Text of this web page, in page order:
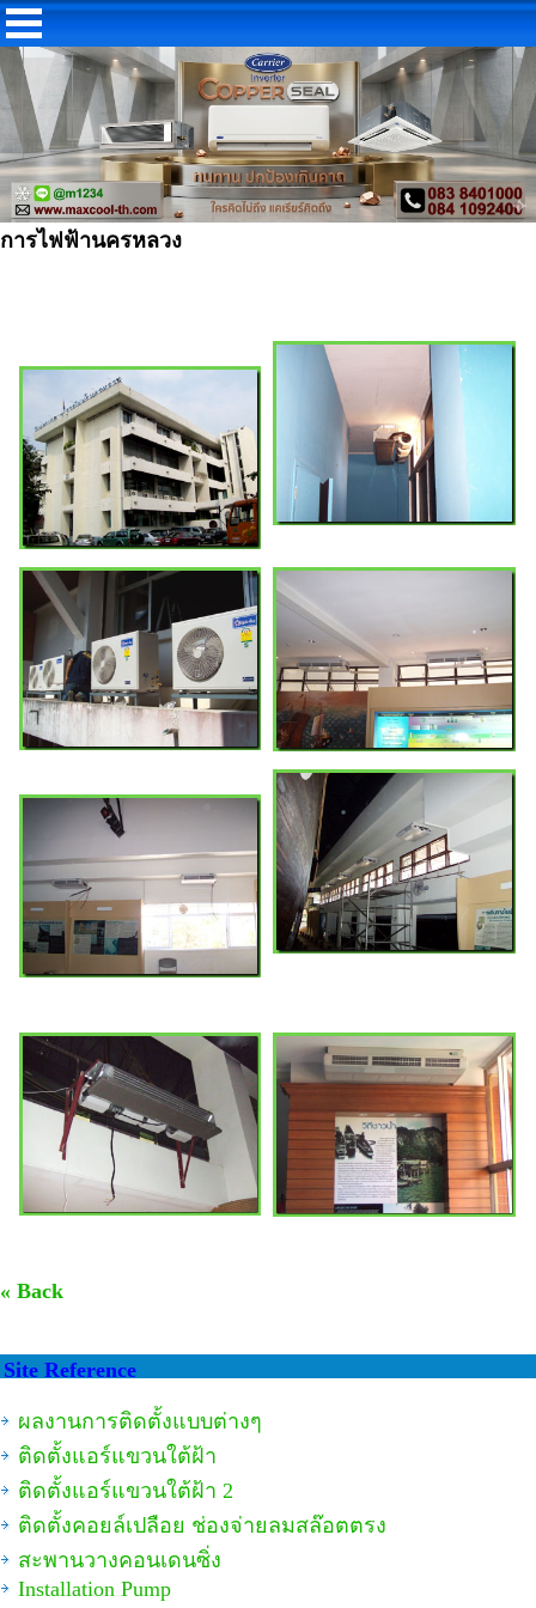
การไฟฟ้านครหลวง
« Back
Site Reference
ผลงานการติดตั้งแบบต่างๆ
ติดตั้งแอร์แขวนใต้ฝ้า
ติดตั้งแอร์แขวนใต้ฝ้า 2
ติดตั้งคอยล์เปลือย ช่องจ่ายลมสล๊อตตรง
สะพานวางคอนเดนซิ่ง
Installation Pump